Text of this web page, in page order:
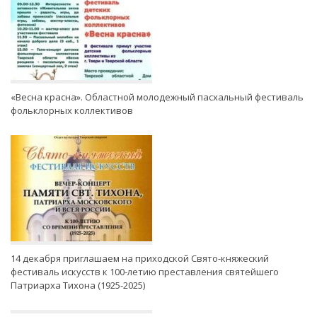
«Весна красна». Областной молодежный пасхальный фестиваль
фольклорных коллективов
14 декабря приглашаем на приходской Свято-княжеский
фестиваль искусств к 100-летию преставления святейшего
Патриарха Тихона (1925-2025)